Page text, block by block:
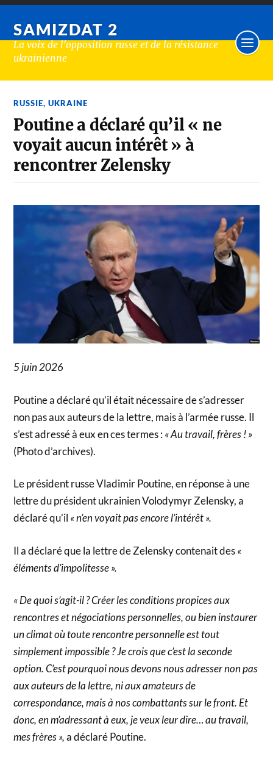
SAMIZDAT 2
La voix de l'opposition russe et de la résistance
ukrainienne
RUSSIE,UKRAINE
Poutine a déclaré qu’il « ne
voyait aucun intérêt » à
rencontrer Zelensky
5 juin 2026
Poutine a déclaré qu’il était nécessaire de s’adresser
non pas aux auteurs de la lettre, mais à l’armée russe. Il
s’est adressé à eux en ces termes :« Au travail, frères ! »
(Photo d’archives).
Le président russe Vladimir Poutine, en réponse à une
lettre du président ukrainien Volodymyr Zelensky, a
déclaré qu’il « n’en voyait pas encore l’intérêt ».
Il a déclaré que la lettre de Zelensky contenait des«
éléments d’impolitesse ».
« De quoi s’agit-il ? Créer les conditions propices aux
rencontres et négociations personnelles, ou bien instaurer
un climat où toute rencontre personnelle est tout
simplement impossible ? Je crois que c’est la seconde
option. C’est pourquoi nous devons nous adresser non pas
aux auteurs de la lettre, ni aux amateurs de
correspondance, mais à nos combattants sur le front. Et
donc, en m’adressant à eux, je veux leur dire… au travail,
mes frères »,a déclaré Poutine.